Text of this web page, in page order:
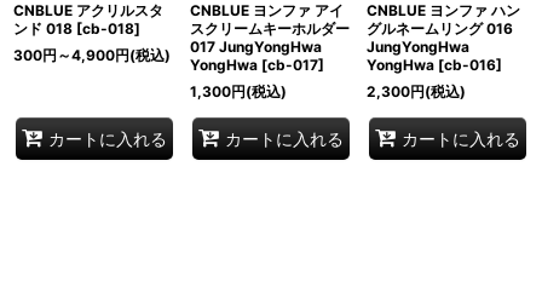
CNBLUE アクリルスタ
ンド 018 [cb-018]
300円 ～4,900円(税込)
カートに入れる
CNBLUE ヨンファ アイ
スクリームキーホルダー
017 JungYongHwa
YongHwa [cb-017]
1,300円(税込)
カートに入れる
CNBLUE ヨンファ ハン
グルネームリング 016
JungYongHwa
YongHwa [cb-016]
2,300円(税込)
カートに入れる